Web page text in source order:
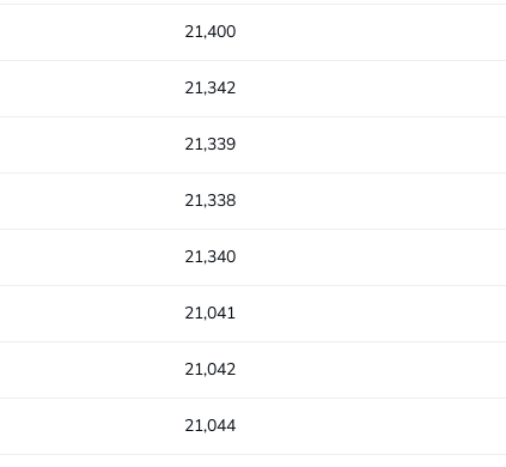
21,400
21,342
21,339
21,338
21,340
21,041
21,042
21,044